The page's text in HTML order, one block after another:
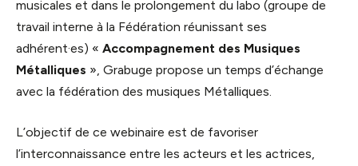
musicales et dans le prolongement du labo (groupe de
travail interne à la Fédération réunissant ses
adhérent·es) « Accompagnement des Musiques
Métalliques », Grabuge propose un temps d’échange
avec la fédération des musiques Métalliques.
L’objectif de ce webinaire est de favoriser
l’interconnaissance entre les acteurs et les actrices,